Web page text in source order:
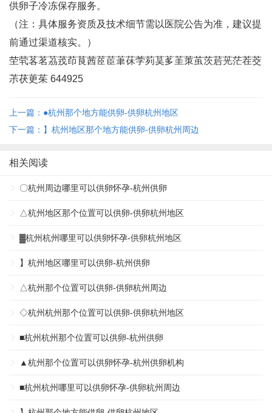
供卵子冷冻保存服务‌。
（注：具体服务资质及技术细节需以医院公告为准，建议提
前通过渠道核实。）
茔茕茖茗茘茙茚茛茜茝茞茟茠茡茢茣茤茥茦茧茨茩茪茫茬茭
茮茯茰茱 644925
上一篇：●杭州那个地方能供卵-供卵杭州地区
下一篇：】杭州地区那个地方能供卵-供卵杭州周边
相关阅读
〇杭州周边哪里可以供卵怀孕-杭州供卵
△杭州地区那个位置可以供卵-供卵杭州地区
▓杭州杭州哪里可以供卵怀孕-供卵杭州地区
】杭州地区哪里可以供卵-杭州供卵
△杭州那个位置可以供卵-供卵杭州周边
◇杭州杭州那个位置可以供卵-供卵杭州地区
■杭州杭州那个位置可以供卵-杭州供卵
▲杭州那个位置可以供卵怀孕-杭州供卵机构
■杭州杭州哪里可以供卵怀孕-供卵杭州周边